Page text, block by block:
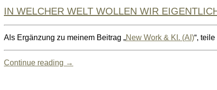
IN WELCHER WELT WOLLEN WIR
Als Ergänzung zu meinem Beitrag „New Work & KI. (AI)“,
Continue reading →